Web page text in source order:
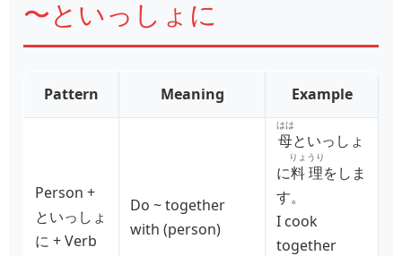
〜といっしょに
Pattern Meaning Example
Person +
といっしょ
に + Verb
Do ~ together
with (person)
母
はは
といっしょ
に料理
りょうり
をしま
す。
I cook
together